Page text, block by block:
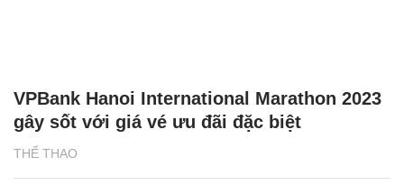
THỂ THAO
VPBank Hanoi International Marathon 2023
gây sốt với giá vé ưu đãi đặc biệt